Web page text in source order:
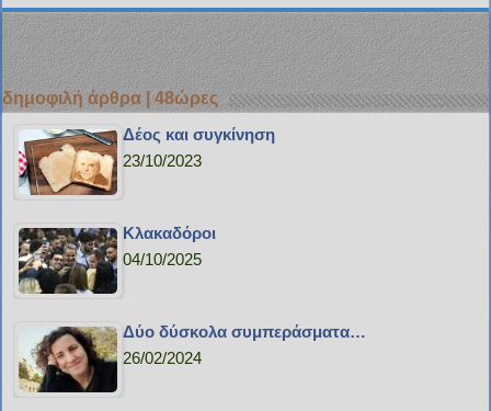
δημοφιλή άρθρα | 48ώρες
Δέος και συγκίνηση
23/10/2023
Κλακαδόροι
04/10/2025
Δύο δύσκολα συμπεράσματα…
26/02/2024